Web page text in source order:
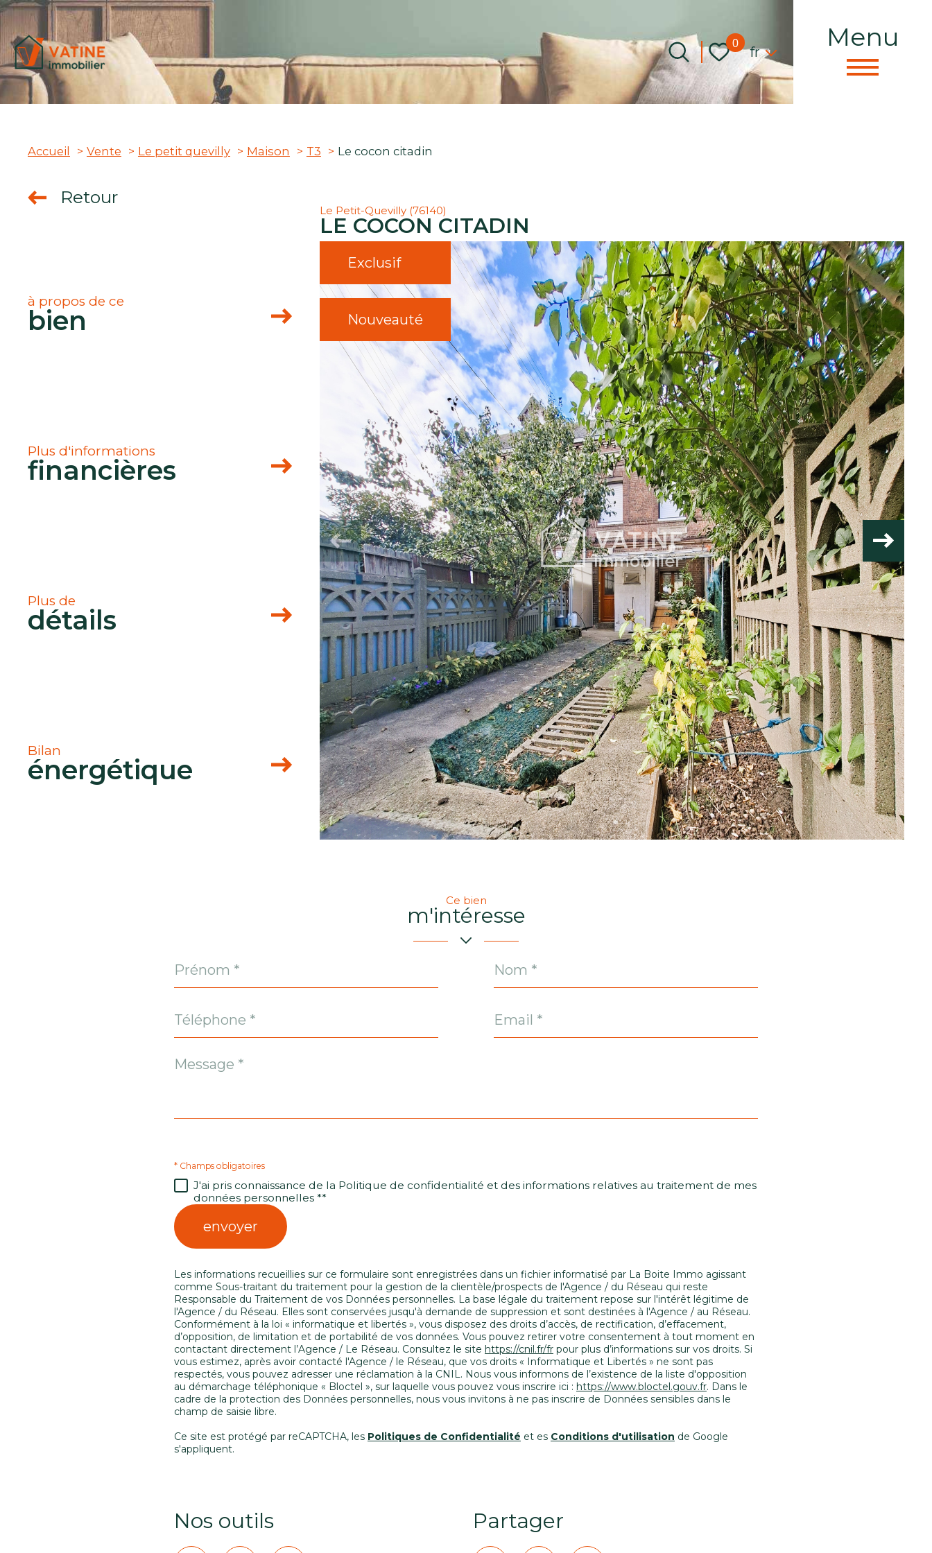
Menu
0 Langue
fr
Accueil Vente Le petit quevilly Maison T3 Le cocon citadin
Retour
Le Petit-Quevilly (76140)
LE COCON CITADIN
à propos de ce
bien
Plus d'informations
financières
Plus de
détails
Bilan
énergétique
Exclusif
Nouveauté
Ce bien
m'intéresse
Prénom
Nom
Téléphone
Email
Message
* Champs obligatoires
J'ai pris connaissance de la Politique de confidentialité et des informations relatives au traitement de mes
données personnelles **
envoyer
Les informations recueillies sur ce formulaire sont enregistrées dans un fichier informatisé par La Boite Immo agissant
comme Sous-traitant du traitement pour la gestion de la clientèle/prospects de l'Agence / du Réseau qui reste
Responsable du Traitement de vos Données personnelles. La base légale du traitement repose sur l'intérêt légitime de
l'Agence / du Réseau. Elles sont conservées jusqu'à demande de suppression et sont destinées à l'Agence / au Réseau.
Conformément à la loi « informatique et libertés », vous disposez des droits d’accès, de rectification, d’effacement,
d’opposition, de limitation et de portabilité de vos données. Vous pouvez retirer votre consentement à tout moment en
contactant directement l’Agence / Le Réseau. Consultez le site https://cnil.fr/fr pour plus d’informations sur vos droits. Si
vous estimez, après avoir contacté l'Agence / le Réseau, que vos droits « Informatique et Libertés » ne sont pas
respectés, vous pouvez adresser une réclamation à la CNIL. Nous vous informons de l’existence de la liste d'opposition
au démarchage téléphonique « Bloctel », sur laquelle vous pouvez vous inscrire ici : https://www.bloctel.gouv.fr. Dans le
cadre de la protection des Données personnelles, nous vous invitons à ne pas inscrire de Données sensibles dans le
champ de saisie libre.
Ce site est protégé par reCAPTCHA, les Politiques de Confidentialité et es Conditions d'utilisation de Google
s'appliquent.
Nos outils Partager